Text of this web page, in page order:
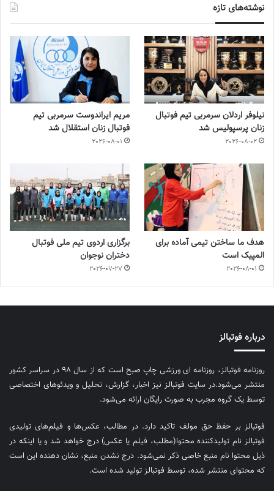
نوشته‌های تازه
نیلوفر اردلان سرمربی تیم فوتبال
زنان پرسپولیس شد
2026-08-02
مریم ایراندوست سرمربی تیم
فوتبال زنان استقلال شد
2026-08-01
هدف ما ساختن تیمی آماده برای
المپیک است
2026-08-01
برگزاری اردوی تیم ملی فوتبال
دختران نوجوان
2026-07-27
درباره فوتبالز
روزنامه فوتبالز، روزنامه ای ورزشی چاپ صبح است که از سال ۹۸ در سراسر کشور
منتشر می‌شود.در سایت فوتبالز نیز اخبار، گزارش، تحلیل و ویدئوهای اختصاصی
توسط یک گروه مجرب به صورت رایگان ارائه می‌شود.
فوتبالز بر حفظ حق مولف تاکید دارد. در مطالب، عکس‌ها و فیلم‌های تولیدی
فوتبالز نام تولیدکننده محتوا(مطلب، فیلم یا عکس) درج خواهد شد و یا اینکه در
ذیل محتوا نام منبع خاصی ذکر نمی‌‎شود. درج نشدن منبع، نشان دهنده این است
که محتوای منتشر شده، توسط فوتبالز تولید شده است.